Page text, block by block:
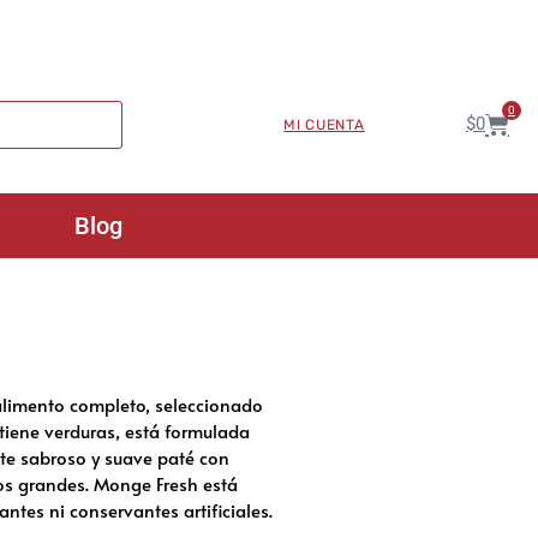
MI CUENTA $0
0
Blog
completo, seleccionado
verduras, está formulada
sabroso y suave paté con
grandes. Monge Fresh está
ni conservantes artificiales.